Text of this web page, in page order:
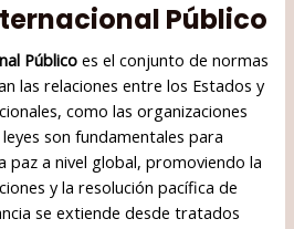
Público
Público es el conjunto de normas
las relaciones entre los Estados y
como las organizaciones
son fundamentales para
paz a nivel global, promoviendo la
y la resolución pacífica de
se extiende desde tratados